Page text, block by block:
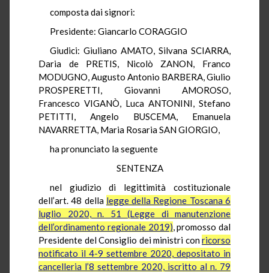
composta dai signori:
Presidente: Giancarlo CORAGGIO
Giudici: Giuliano AMATO, Silvana SCIARRA,
Daria de PRETIS, Nicolò ZANON, Franco
MODUGNO, Augusto Antonio BARBERA, Giulio
PROSPERETTI, Giovanni AMOROSO,
Francesco VIGANÒ, Luca ANTONINI, Stefano
PETITTI, Angelo BUSCEMA, Emanuela
NAVARRETTA, Maria Rosaria SAN GIORGIO,
ha pronunciato la seguente
SENTENZA
nel giudizio di legittimità costituzionale
dell’art. 48 della legge della Regione Toscana 6
luglio 2020, n. 51 (Legge di manutenzione
dell’ordinamento regionale 2019), promosso dal
Presidente del Consiglio dei ministri conricorso
notificato il 4-9 settembre 2020, depositato in
cancelleria l’8 settembre 2020, iscritto al n. 79